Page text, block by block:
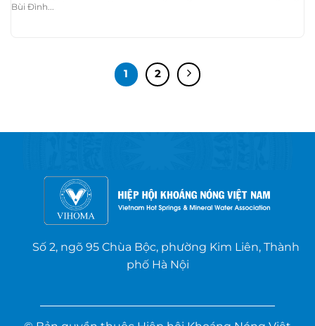
Bùi Đình...
1 2
Số 2, ngõ 95 Chùa Bộc, phường Kim Liên, Thành
phố Hà Nội